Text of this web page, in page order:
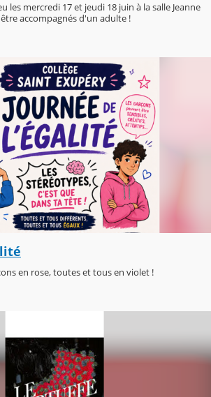
les mercredi 17 et jeudi 18 juin à la salle Jeanne
accompagnés d'un adulte !
en rose, toutes et tous en violet !